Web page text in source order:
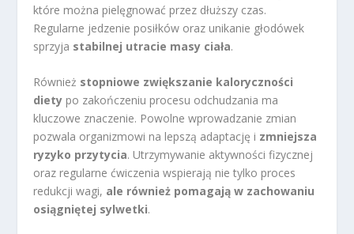
które można pielęgnować przez dłuższy czas.
Regularne jedzenie posiłków oraz unikanie głodówek
sprzyja stabilnej utracie masy ciała.
Również stopniowe zwiększanie kaloryczności
diety po zakończeniu procesu odchudzania ma
kluczowe znaczenie. Powolne wprowadzanie zmian
pozwala organizmowi na lepszą adaptację i zmniejsza
ryzyko przytycia. Utrzymywanie aktywności fizycznej
oraz regularne ćwiczenia wspierają nie tylko proces
redukcji wagi, ale również pomagają w zachowaniu
osiągniętej sylwetki.